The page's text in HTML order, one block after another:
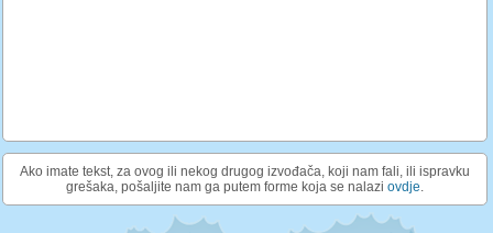
Ako imate tekst, za ovog ili nekog drugog izvođača, koji nam fali, ili ispravku
grešaka, pošaljite nam ga putem forme koja se nalazi ovdje.